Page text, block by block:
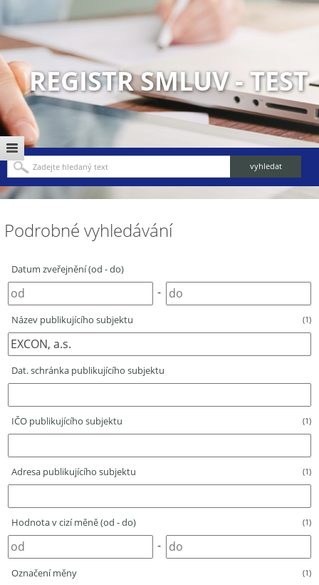
REGISTR SMLUV - TEST
Podrobné vyhledávání
Datum zveřejnění (od - do)
-
Název publikujícího subjektu (1)
Dat. schránka publikujícího subjektu
IČO publikujícího subjektu (1)
Adresa publikujícího subjektu (1)
Hodnota v cizí měně (od - do) (1)
-
Označení měny (1)